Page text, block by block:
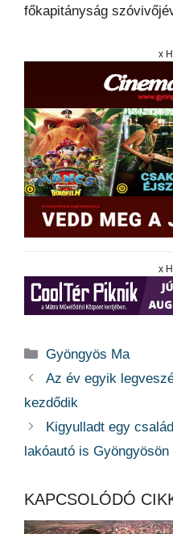
főkapitányság
x
x
Kategória
Gyöngyös Ma
Az év egyik
kezdődik
Kigyulladt egy
lakóautó is
KAPCSOLÓDÓ